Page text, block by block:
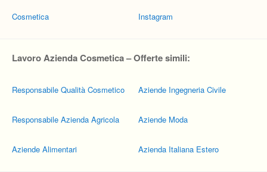
Cosmetica Instagram
Lavoro Azienda Cosmetica – Offerte simili:
Responsabile Qualità Cosmetico
Responsabile Azienda Agricola
Aziende Alimentari
Aziende Ingegneria Civile
Aziende Moda
Azienda Italiana Estero